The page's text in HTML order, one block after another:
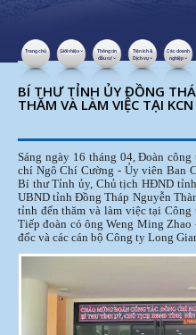
Trang chủ Giới thiệu
Thông tin
đầu tư
Tiện ích &
Dịch vụ
Các doanh
nghiệp
22 THÁNG 4 2026 LƯỢT
BÍ THƯ TỈNH ỦY ĐỒNG
THĂM VÀ LÀM VIỆC TẠI
Sáng ngày 16 tháng 04, Đoàn
chí Ngô Chí Cường - Ủy viên Ban
Bí thư Tỉnh ủy, Chủ tịch HĐND
UBND tỉnh Đồng Tháp Nguyễn
tỉnh đến thăm và làm việc tại
Tiếp đoàn có ông Weng Ming
đốc và các cán bộ Công ty Long